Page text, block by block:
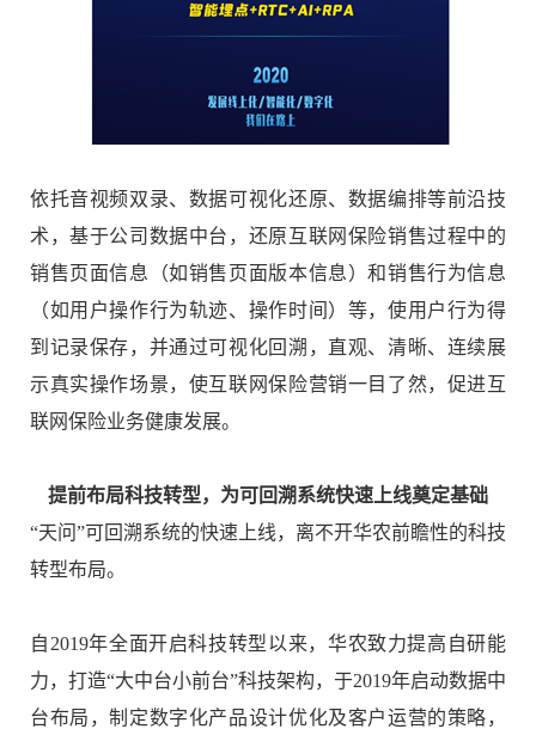
依托音视频双录、数据可视化还原、数据编排等前沿技
术，基于公司数据中台，还原互联网保险销售过程中的
销售页面信息（如销售页面版本信息）和销售行为信息
（如用户操作行为轨迹、操作时间）等，使用户行为得
到记录保存，并通过可视化回溯，直观、清晰、连续展
示真实操作场景，使互联网保险营销一目了然，促进互
联网保险业务健康发展。
提前布局科技转型，为可回溯系统快速上线奠定基础
“天问”可回溯系统的快速上线，离不开华农前瞻性的科技
转型布局。
自 2019年全面开启科技转型以来，华农致力提高自研能
力，打造“大中台小前台”科技架构，于2019年启动数据中
台布局，制定数字化产品设计优化及客户运营的策略，